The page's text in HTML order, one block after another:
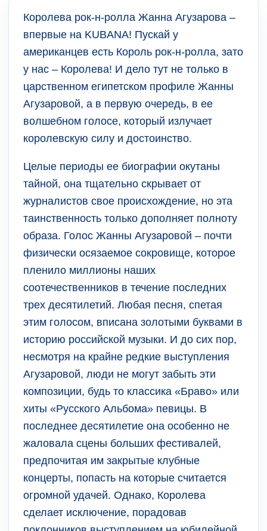
Королева рок-н-ролла Жанна Агузарова –
впервые на KUBANA! Пускай у
американцев есть Король рок-н-ролла, зато
у нас – Королева! И дело тут не только в
царственном египетском профиле Жанны
Агузаровой, а в первую очередь, в ее
волшебном голосе, который излучает
королевскую силу и достоинство.
Целые периоды ее биографии окутаны
тайной, она тщательно скрывает от
журналистов свое происхождение, но эта
таинственность только дополняет полноту
образа. Голос Жанны Агузаровой – почти
физически осязаемое сокровище, которое
пленило миллионы наших
соотечественников в течение последних
трех десятилетий. Любая песня, спетая
этим голосом, вписана золотыми буквами в
историю российской музыки. И до сих пор,
несмотря на крайне редкие выступления
Агузаровой, люди не могут забыть эти
композиции, будь то классика «Браво» или
хиты «Русского Альбома» певицы. В
последнее десятилетие она особенно не
жаловала сцены больших фестивалей,
предпочитая им закрытые клубные
концерты, попасть на которые считается
огромной удачей. Однако, Королева
сделает исключение, порадовав